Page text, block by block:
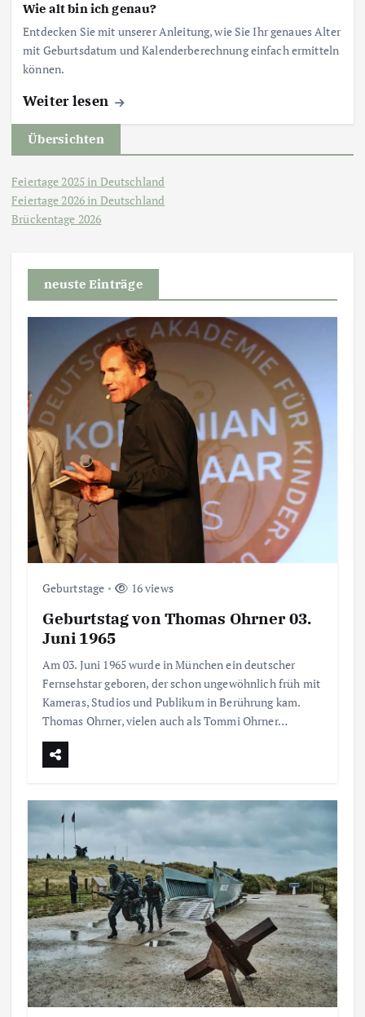
Wie alt bin ich genau?
Entdecken Sie mit unserer Anleitung, wie Sie Ihr genaues Alter
mit Geburtsdatum und Kalenderberechnung einfach ermitteln
können.
Weiter lesen
Übersichten
Feiertage 2025 in Deutschland
Feiertage 2026 in Deutschland
Brückentage 2026
neuste Einträge
Geburtstage 16 views
Geburtstag von Thomas Ohrner 03.
Juni 1965
Am 03. Juni 1965 wurde in München ein deutscher
Fernsehstar geboren, der schon ungewöhnlich früh mit
Kameras, Studios und Publikum in Berührung kam.
Thomas Ohrner, vielen auch als Tommi Ohrner…